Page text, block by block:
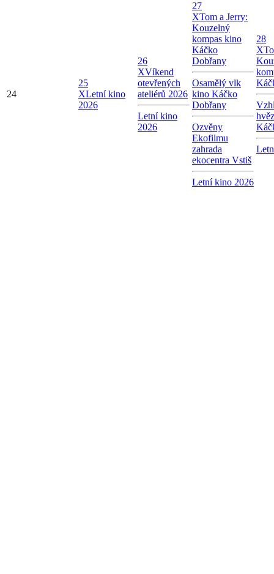
24
25
XLetní kino
2026
26
XVíkend
otevřených
ateliérů 2026
Letní kino
2026
27
XTom a Jerry:
Kouzelný
kompas kino
Káčko
Dobřany
Osamělý vlk
kino Káčko
Dobřany
Ozvěny
Ekofilmu
zahrada
ekocentra Vstiš
Letní kino 2026
28
X